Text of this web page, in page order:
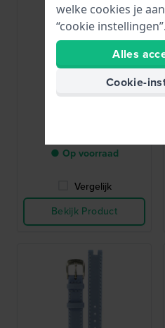
T605044596
Gentleman 21 mm
● Op voorraad
Vergelijk
Bekijk Product
welke cookies je
“cookie instellingen”.
Alles
Cookie-